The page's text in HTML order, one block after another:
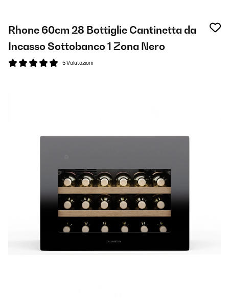
Rhone 60cm 28 Bottiglie Cantinetta da
Incasso Sottobanco 1 Zona Nero
5 Valutazioni